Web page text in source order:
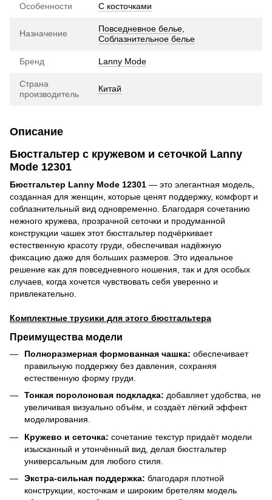
Особенности С косточками
Назначение Повседневное белье
Соблазнительное белье
Бренд Lanny Mode
Страна
производитель
Китай
Описание
Бюстгальтер с кружевом и сеточкой Lanny
Mode 12301
Бюстгальтер Lanny Mode 12301 — это элегантная модель,
созданная для женщин, которые ценят поддержку, комфорт и
соблазнительный вид одновременно. Благодаря сочетанию
нежного кружева, прозрачной сеточки и продуманной
конструкции чашек этот бюстгальтер подчёркивает
естественную красоту груди, обеспечивая надёжную
фиксацию даже для больших размеров. Это идеальное
решение как для повседневного ношения, так и для особых
случаев, когда хочется чувствовать себя уверенно и
привлекательно.
Комплектные трусики для этого бюстгальтера
Преимущества модели
Полноразмерная формованная чашка: обеспечивает
правильную поддержку без давления, сохраняя
естественную форму груди.
Тонкая поролоновая подкладка: добавляет удобства, не
увеличивая визуально объём, и создаёт лёгкий эффект
моделирования.
Кружево и сеточка: сочетание текстур придаёт модели
изысканный и утончённый вид, делая бюстгальтер
универсальным для любого стиля.
Экстра-сильная поддержка: благодаря плотной
конструкции, косточкам и широким бретелям модель